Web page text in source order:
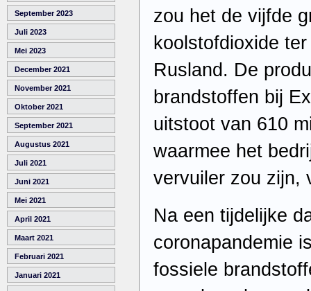
September 2023
Juli 2023
Mei 2023
December 2021
November 2021
Oktober 2021
September 2021
Augustus 2021
Juli 2021
Juni 2021
Mei 2021
April 2021
Maart 2021
Februari 2021
Januari 2021
zou het de vijfde
koolstofdioxide
Rusland. De
brandstoffen bij
uitstoot van 610
waarmee het
vervuiler zou zijn,
Na een tijdelijke
coronapandemie
fossiele